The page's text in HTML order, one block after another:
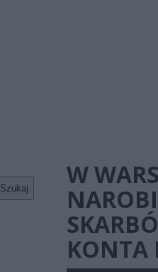
Szukaj
W
KONTA